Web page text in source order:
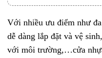
Với nhiều ưu điểm như
dễ dàng lắp đặt và vệ
với môi trường,…cửa